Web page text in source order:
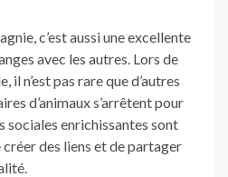
c’est aussi une excellente
avec les autres. Lors de
il n’est pas rare que d’autres
d’animaux s’arrêtent pour
sociales enrichissantes sont
des liens et de partager